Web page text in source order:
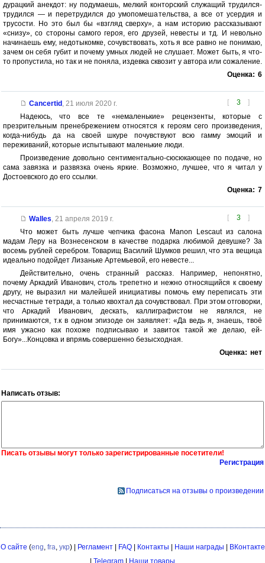
дурацкий анекдот: ну подумаешь, мелкий конторский служащий трудился-
трудился — и перетрудился до умопомешательства, а все от усердия и
трусости. Но это был бы «взгляд сверху», а нам историю рассказывают
«снизу», со стороны самого героя, его друзей, невесты и тд. И невольно
начинаешь ему, недотыкомке, сочувствовать, хоть я все равно не понимаю,
зачем он себя губит и почему умных людей не слушает. Может быть, я что-
то пропустила, но так и не поняла, издевка сквозит у автора или сожаление.
Оценка: 6
[ 3 ]
Cancertid , 21 июля 2020 г.
Надеюсь, что все те «немаленькие» рецензенты, которые с
презрительным пренебрежением относятся к героям сего произведения,
когда-нибудь да на своей шкуре почувствуют всю гамму эмоций и
переживаний, которые испытывают маленькие люди.
Произведение довольно сентиментально-сюсюкающее по подаче, но
сама завязка и развязка очень яркие. Возможно, лучшее, что я читал у
Достоевского до его ссылки.
Оценка: 7
[ 3 ]
Walles, 21 апреля 2019 г.
Что может быть лучше чепчика фасона Manon Lescaut из салона
мадам Леру на Вознесенском в качестве подарка любимой девушке? За
восемь рублей серебром. Товарищ Василий Шумков решил, что эта вещица
идеально подойдет Лизаньке Артемьевой, его невесте...
Действительно, очень странный рассказ. Например, непонятно,
почему Аркадий Иванович, столь трепетно и нежно относящийся к своему
другу, не выразил ни малейшей инициативы помочь ему переписать эти
несчастные тетради, а только квохтал да сочувствовал. При этом отговорки,
что Аркадий Иванович, дескать, каллиграфистом не являлся, не
принимаются, т.к в одном эпизоде он заявляет: «Да ведь я, знаешь, твоё
имя ужасно как похоже подписываю и завиток такой же делаю, ей-
Богу»...Концовка и впрямь совершенно безысходная.
Оценка: нет
Написать отзыв:
Писать отзывы могут только зарегистрированные посетители!
Регистрация
Подписаться на отзывы о произведении
О сайте (eng, fra, укр) | Регламент| FAQ| Контакты Наши награды
ВКонтакте
Telegram Наши товары